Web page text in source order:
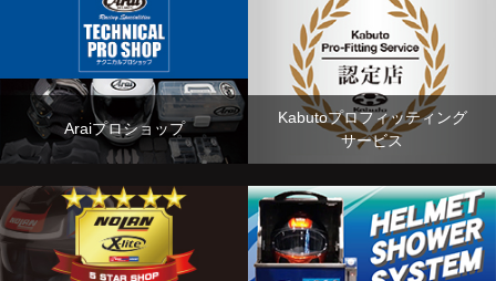
Araiプロショップ
Kabutoプロフィッティング
サービス